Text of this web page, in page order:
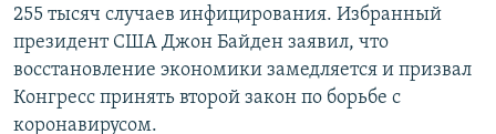
255 тысяч случаев инфицирования. Избранный
президент США Джон Байден заявил, что
восстановление экономики замедляется и призвал
Конгресс принять второй закон по борьбе с
коронавирусом.